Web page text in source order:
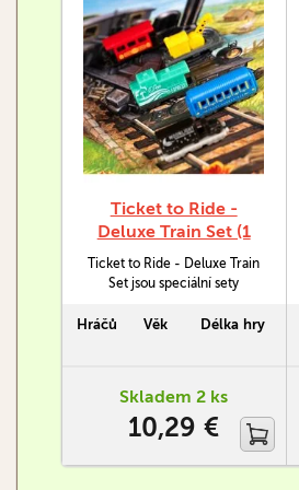
Ticket to Ride -
Deluxe Train Set (1
barva)
Ticket to Ride - Deluxe Train
Set jsou speciální sety
Jízdenky, prosím!
Hráčů Věk Délka hry
Skladem 2 ks
10,29 €